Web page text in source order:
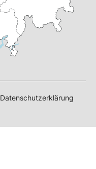
Datenschutzerklärung